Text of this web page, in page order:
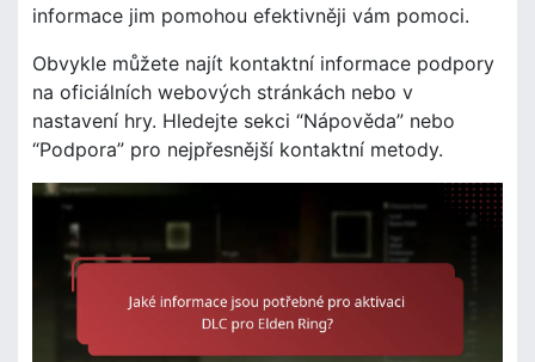
informace jim pomohou efektivněji vám pomoci.
Obvykle můžete najít kontaktní informace podpory
na oficiálních webových stránkách nebo v
nastavení hry. Hledejte sekci “Nápověda” nebo
“Podpora” pro nejpřesnější kontaktní metody.